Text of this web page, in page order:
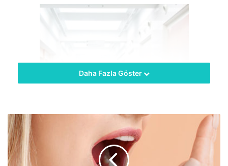
Daha Fazla Göster